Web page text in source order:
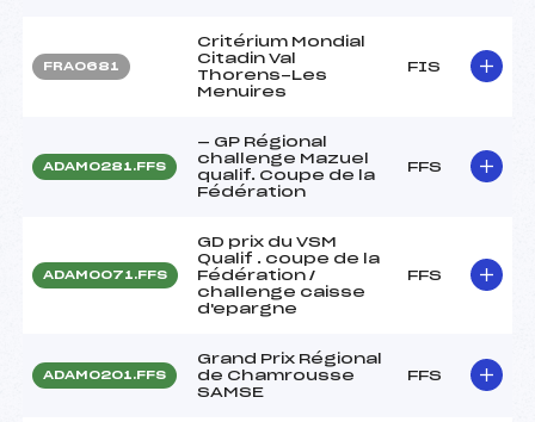
FRA0681
Critérium Mondial
Citadin Val
Thorens-Les
Menuires
FIS
ADAM0281.FFS
— GP Régional
challenge Mazuel
qualif. Coupe de la
Fédération
FFS
ADAM0071.FFS
GD prix du VSM
Qualif . coupe de la
Fédération /
challenge caisse
d'epargne
FFS
ADAM0201.FFS
Grand Prix Régional
de Chamrousse
SAMSE
FFS